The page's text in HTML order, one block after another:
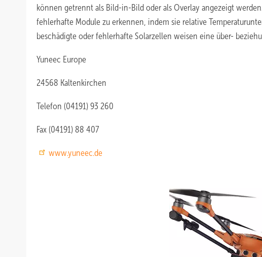
können getrennt als Bild-in-Bild oder als Overlay angezeigt
fehlerhafte Module zu erkennen, indem sie relative
beschädigte oder fehlerhafte Solarzellen weisen eine über-
Yuneec Europe
24568 Kaltenkirchen
Telefon (04191) 93 260
Fax (04191) 88 407
www.yuneec.de